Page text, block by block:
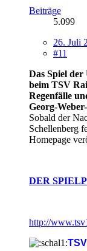
Beiträge
5.099
26. Juli
#11
Das Spiel
beim TSV
Regenfälle
Georg-
Sobald der
Schellenberg
Homepage
DER
http://